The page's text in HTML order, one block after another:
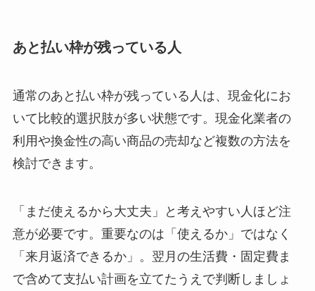
あと払い枠が残っている人
通常のあと払い枠が残っている人は、現金化にお
いて比較的選択肢が多い状態です。現金化業者の
利用や換金性の高い商品の売却など複数の方法を
検討できます。
「まだ使えるから大丈夫」と考えやすい人ほど注
意が必要です。重要なのは「使えるか」ではなく
「来月返済できるか」。翌月の生活費・固定費ま
で含めて支払い計画を立てたうえで判断しましょ